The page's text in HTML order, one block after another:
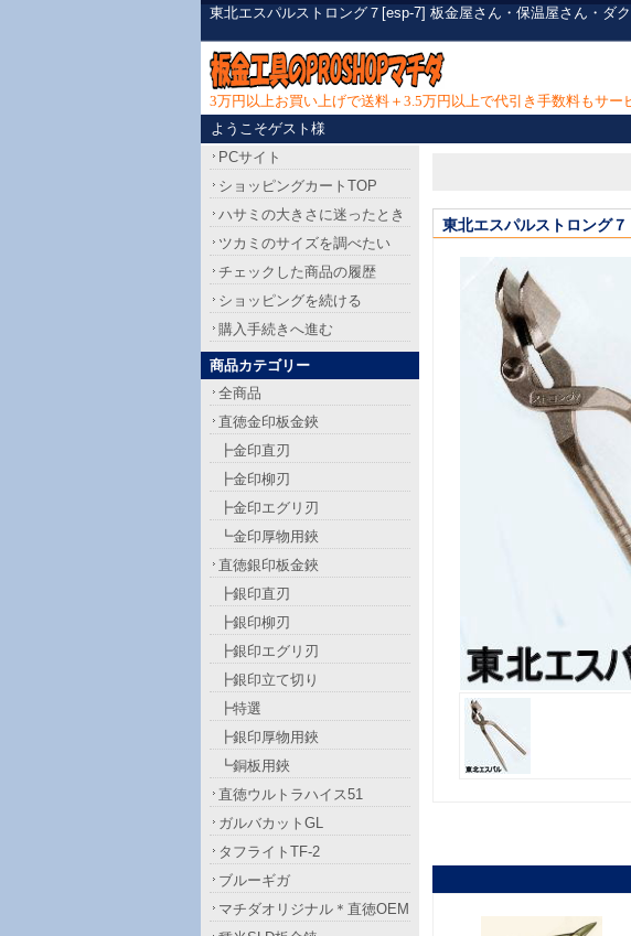
東北エスパルストロング７[esp-7] 板金屋さん・保温屋さん・ダ
3万円以上お買い上げで送料＋3.5万円以上で代引き手数料もサ
ようこそゲスト様
東北エスパルストロング７
PCサイト
ショッピングカートTOP
ハサミの大きさに迷ったとき
ツカミのサイズを調べたい
チェックした商品の履歴
ショッピングを続ける
購入手続きへ進む
商品カテゴリー
全商品
直徳金印板金鋏
┣金印直刃
┣金印柳刃
┣金印エグリ刃
┗金印厚物用鋏
直徳銀印板金鋏
┣銀印直刃
┣銀印柳刃
┣銀印エグリ刃
┣銀印立て切り
┣特選
┣銀印厚物用鋏
┗銅板用鋏
直徳ウルトラハイス51
ガルバカットGL
タフライトTF-2
ブルーギガ
マチダオリジナル＊直徳OEM